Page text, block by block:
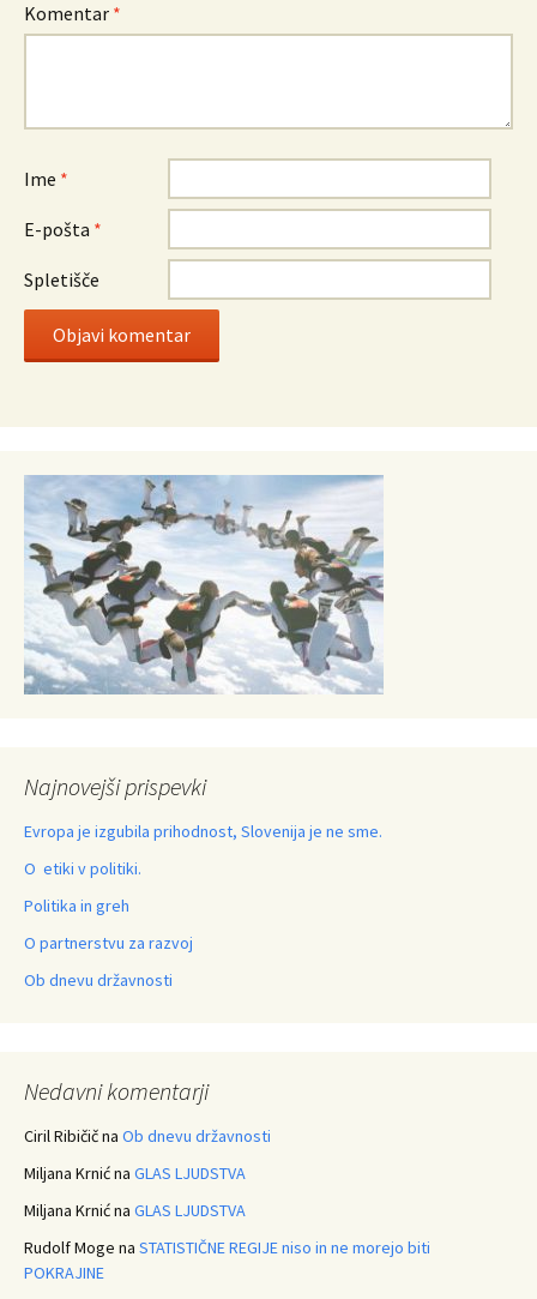
Komentar *
Ime *
E-pošta *
Spletišče
Najnovejši prispevki
Evropa je izgubila prihodnost, Slovenija je ne sme.
O etiki v politiki.
Politika in greh
O partnerstvu za razvoj
Ob dnevu državnosti
Nedavni komentarji
Ciril Ribičična Ob dnevu državnosti
Miljana Krnićna GLAS LJUDSTVA
Miljana Krnićna GLAS LJUDSTVA
Rudolf Moge na STATISTIČNE REGIJE niso in ne morejo biti
POKRAJINE